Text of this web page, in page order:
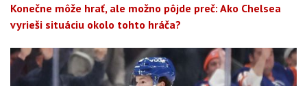
Konečne môže hrať, ale možno pôjde preč: Ako Chelsea
vyrieši situáciu okolo tohto hráča?